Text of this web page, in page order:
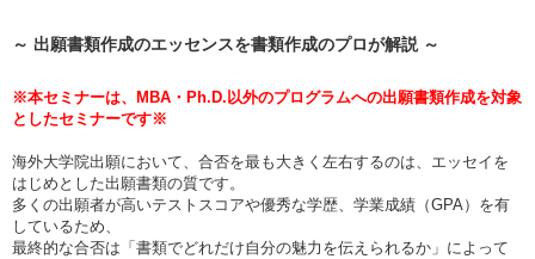
～ 出願書類作成のエッセンスを書類作成のプロが解説 ～
※本セミナーは、MBA・Ph.D.以外のプログラムへの出願書類作成を対象
としたセミナーです※
海外大学院出願において、合否を最も大きく左右するのは、エッセイを
はじめとした出願書類の質です。
多くの出願者が高いテストスコアや優秀な学歴、学業成績（GPA）を有
しているため、
最終的な合否は「書類でどれだけ自分の魅力を伝えられるか」によって